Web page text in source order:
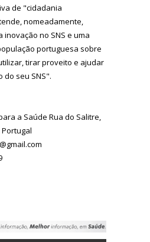
de "cidadania
nomeadamente,
no SNS e uma
portuguesa sobre
tirar proveito e ajudar
do seu SNS".
a Saúde Rua do Salitre,
Portugal